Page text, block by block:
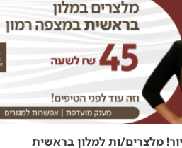
מלצרים/ות למלון בראשית